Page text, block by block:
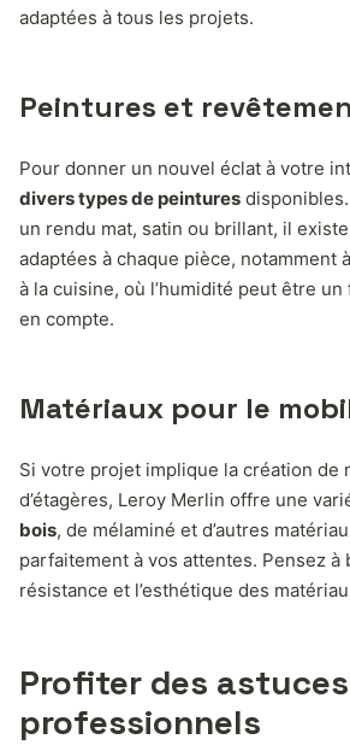
adaptées à tous les projets.
Peintures et
Pour donner un nouvel éclat à votre
divers types de peintures
un rendu mat, satin ou brillant, il
adaptées à chaque pièce, notamment
à la cuisine, où l’humidité peut être
en compte.
Matériaux pour le
Si votre projet implique la création de
d’étagères, Leroy Merlin offre une
bois, de mélaminé et d’autres
parfaitement à vos attentes. Pensez à
résistance et l’esthétique des
Profiter des
professionnels